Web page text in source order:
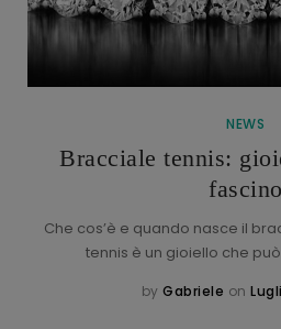
NEWS
Bracciale tennis:
fascino
Che cos’è e quando nasce il
tennis è un gioiello che
by Gabriele on